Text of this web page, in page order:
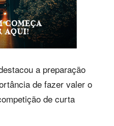
a preparação
de fazer valer o
de curta